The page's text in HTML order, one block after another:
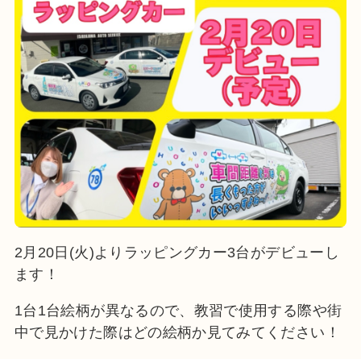
2月20日(火)よりラッピングカー3台がデビューし
ます！
1台1台絵柄が異なるので、教習で使用する際や街
中で見かけた際はどの絵柄か見てみてください！